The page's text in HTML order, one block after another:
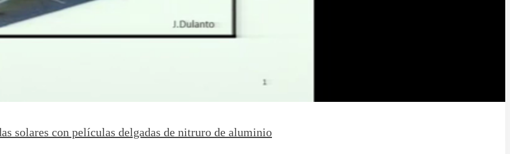
solares con películas delgadas de nitruro de aluminio